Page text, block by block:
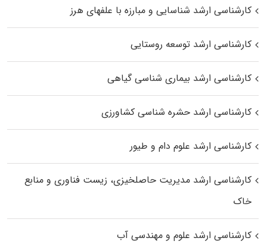
کارشناسی ارشد شناسایی و مبارزه با علفهای هرز
کارشناسی ارشد توسعه روستایی
کارشناسی ارشد بیماری‌ شناسی گیاهی
کارشناسی ارشد حشره‌ شناسی کشاورزی
کارشناسی ارشد علوم دام و طیور
کارشناسی ارشد مدیریت حاصلخیزی، زیست فناوری و منابع
خاک
کارشناسی ارشد علوم و مهندسی آب